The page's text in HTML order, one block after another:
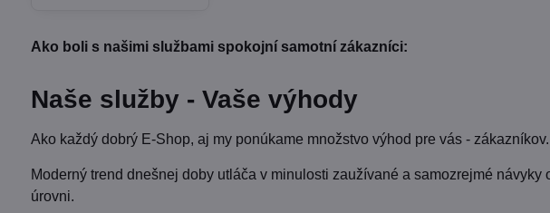
Ako boli s našimi službami spokojní samotní zákazníci:
Naše služby - Vaše výhody
Ako každý dobrý E-Shop, aj my ponúkame množstvo výhod pre vás -
Moderný trend dnešnej doby utláča v minulosti zaužívané a samozrejmé
úrovni.